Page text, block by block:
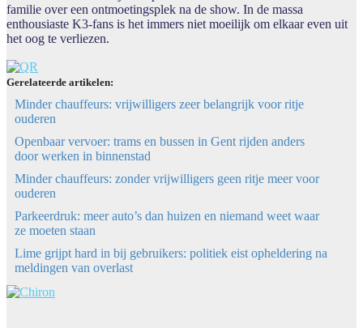
familie over een ontmoetingsplek na de show. In de massa
enthousiaste K3-fans is het immers niet moeilijk om elkaar even uit
het oog te verliezen.
Gerelateerde artikelen:
Minder chauffeurs: vrijwilligers zeer belangrijk voor ritje
ouderen
Openbaar vervoer: trams en bussen in Gent rijden anders
door werken in binnenstad
Minder chauffeurs: zonder vrijwilligers geen ritje meer voor
ouderen
Parkeerdruk: meer auto’s dan huizen en niemand weet waar
ze moeten staan
Lime grijpt hard in bij gebruikers: politiek eist opheldering na
meldingen van overlast